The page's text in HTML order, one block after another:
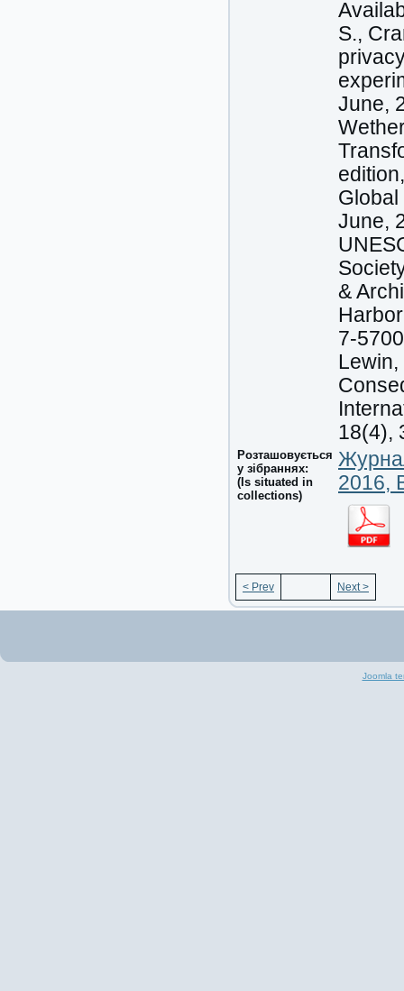
S.,
June,
June,
&
7-
18(4),
Розташовується
у зібраннях:
(Is situated in
collections)
2016,
< Prev Next >
Joomla